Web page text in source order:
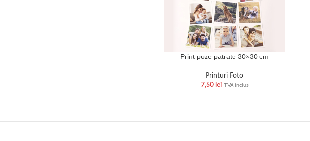
Print poze patrate 30×30 cm
Printuri Foto
7,60 lei TVA inclus